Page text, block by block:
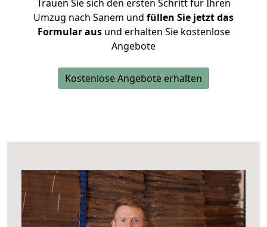
Trauen Sie sich den ersten Schritt für Ihren
Umzug nach Sanem und füllen Sie jetzt das
Formular ausund erhalten Sie kostenlose
Angebote
Kostenlose Angebote erhalten